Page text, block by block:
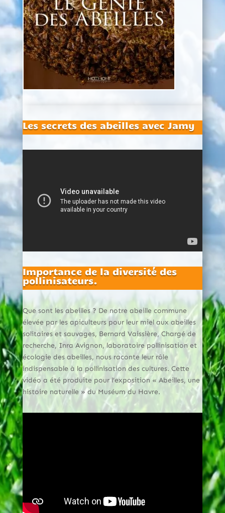
Les secrets des abeilles avec Jamy
Importance de la diversité des
pollinisateurs.
Que sont les abeilles ? De notre abeille commune
élevée par les apiculteurs pour leur miel aux abeilles
solitaires et sauvages, Bernard Vaissière, Chargé de
recherche, Inra Avignon, laboratoire pollinisation et
écologie des abeilles, nous raconte leur rôle
indispensable à la pollinisation des cultures. Cette
vidéo a été produite pour l’exposition « Abeilles, une
histoire naturelle » du Muséum du Havre.